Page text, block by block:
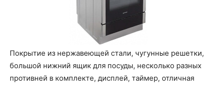
Покрытие из нержавеющей стали, чугунные решетки,
большой нижний ящик для посуды, несколько разных
противней в комплекте, дисплей, таймер, отличная